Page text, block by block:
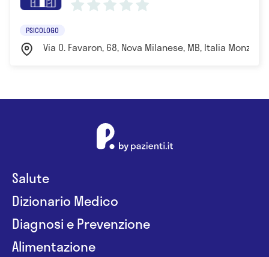
PSICOLOGO
Via O. Favaron, 68, Nova Milanese, MB, Italia Monza e
Salute
Dizionario Medico
Diagnosi e Prevenzione
Alimentazione